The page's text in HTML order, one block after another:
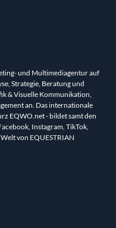
und Multimediagentur auf
Strategie, Beratung und
& Visuelle Kommunikation,
an. Das internationale
EQWO.net - bildet samt den
Instagram, TikTok,
von EQUESTRIAN